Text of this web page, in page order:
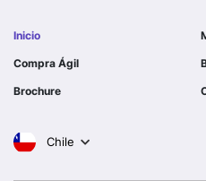
I MUNICIPALIDAD DE
Tarapaca
Inicio
Compra Ágil
Brochure
Chile